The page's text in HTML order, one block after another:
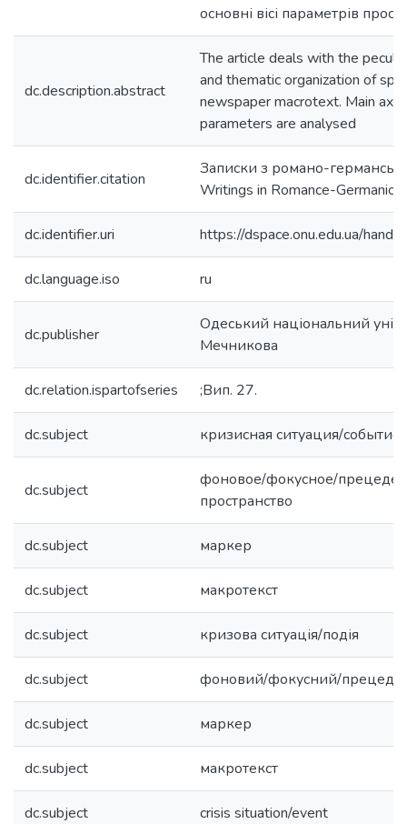
основні вісі параметрів
dc.description.abstract
The article deals with the
and thematic organization of
newspaper macrotext. Main
parameters are analysed
dc.identifier.citation
Записки з романо-
Writings in Romance-Germanic
dc.identifier.uri https://dspace.onu.edu.ua/
dc.language.iso ru
dc.publisher
Одеський національний
Мечникова
dc.relation.ispartofseries ;Вип. 27.
dc.subject кризисная ситуация/событие
dc.subject
фоновое/фокусное/
пространство
dc.subject маркер
dc.subject макротекст
dc.subject кризова ситуація/подія
dc.subject фоновий/фокусний/
dc.subject маркер
dc.subject макротекст
dc.subject crisis situation/event